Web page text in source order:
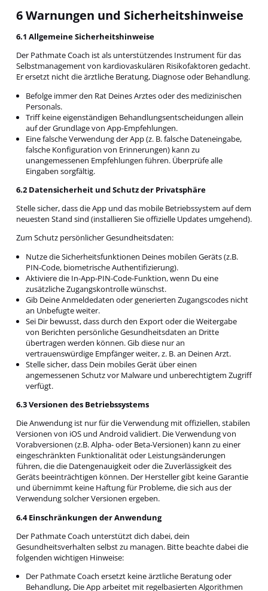
6 Warnungen und Sicherheitshinweise
6.1 Allgemeine Sicherheitshinweise
Der Pathmate Coach ist als unterstützendes Instrument für das
Selbstmanagement von kardiovaskulären Risikofaktoren gedacht.
Er ersetzt nicht die ärztliche Beratung, Diagnose oder Behandlung.
Befolge immer den Rat Deines Arztes oder des medizinischen
Personals.
Triff keine eigenständigen Behandlungsentscheidungen allein
auf der Grundlage von App-Empfehlungen.
Eine falsche Verwendung der App (z. B. falsche Dateneingabe,
falsche Konfiguration von Erinnerungen) kann zu
unangemessenen Empfehlungen führen. Überprüfe alle
Eingaben sorgfältig.
6.2 Datensicherheit und Schutz der Privatsphäre
Stelle sicher, dass die App und das mobile Betriebssystem auf dem
neuesten Stand sind (installieren Sie offizielle Updates umgehend).
Zum Schutz persönlicher Gesundheitsdaten:
Nutze die Sicherheitsfunktionen Deines mobilen Geräts (z.B.
PIN-Code, biometrische Authentifizierung).
Aktiviere die In-App-PIN-Code-Funktion, wenn Du eine
zusätzliche Zugangskontrolle wünschst.
Gib Deine Anmeldedaten oder generierten Zugangscodes nicht
an Unbefugte weiter.
Sei Dir bewusst, dass durch den Export oder die Weitergabe
von Berichten persönliche Gesundheitsdaten an Dritte
übertragen werden können. Gib diese nur an
vertrauenswürdige Empfänger weiter, z. B. an Deinen Arzt.
Stelle sicher, dass Dein mobiles Gerät über einen
angemessenen Schutz vor Malware und unberechtigtem Zugriff
verfügt.
6.3 Versionen des Betriebssystems
Die Anwendung ist nur für die Verwendung mit offiziellen, stabilen
Versionen von iOS und Android validiert. Die Verwendung von
Vorabversionen (z.B. Alpha- oder Beta-Versionen) kann zu einer
eingeschränkten Funktionalität oder Leistungsänderungen
führen, die die Datengenauigkeit oder die Zuverlässigkeit des
Geräts beeinträchtigen können. Der Hersteller gibt keine Garantie
und übernimmt keine Haftung für Probleme, die sich aus der
Verwendung solcher Versionen ergeben.
6.4 Einschränkungen der Anwendung
Der Pathmate Coach unterstützt dich dabei, dein
Gesundheitsverhalten selbst zu managen. Bitte beachte dabei die
folgenden wichtigen Hinweise:
Der Pathmate Coach ersetzt keine ärztliche Beratung oder
Behandlung. Die App arbeitet mit regelbasierten Algorithmen